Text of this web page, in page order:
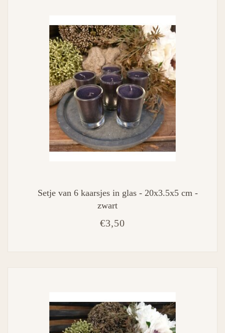
Setje van 6 kaarsjes in glas - 20x3.5x5 cm -
zwart
€3,50